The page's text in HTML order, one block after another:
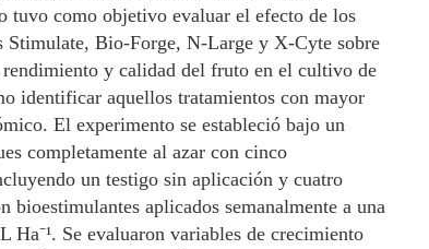
tuvo como objetivo evaluar el efecto de los
Stimulate, Bio-Forge, N-Large y X-Cyte sobre
y calidad del fruto en el cultivo de
identificar aquellos tratamientos con mayor
El experimento se estableció bajo un
completamente al azar con cinco
un testigo sin aplicación y cuatro
bioestimulantes aplicados semanalmente a una
Ha⁻¹. Se evaluaron variables de crecimiento